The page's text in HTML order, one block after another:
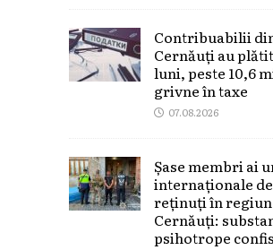
Contribuabilii
Cernăuți au
luni, peste 10,6
grivne în taxe
07.08.2026
Șase membri ai
internaționale
reținuți în
Cernăuți:
psihotrope